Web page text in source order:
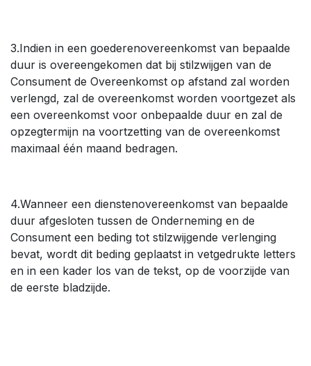
3.Indien in een goederenovereenkomst van bepaalde
duur is overeengekomen dat bij stilzwijgen van de
Consument de Overeenkomst op afstand zal worden
verlengd, zal de overeenkomst worden voortgezet als
een overeenkomst voor onbepaalde duur en zal de
opzegtermijn na voortzetting van de overeenkomst
maximaal één maand bedragen.
4.Wanneer een dienstenovereenkomst van bepaalde
duur afgesloten tussen de Onderneming en de
Consument een beding tot stilzwijgende verlenging
bevat, wordt dit beding geplaatst in vetgedrukte letters
en in een kader los van de tekst, op de voorzijde van
de eerste bladzijde.